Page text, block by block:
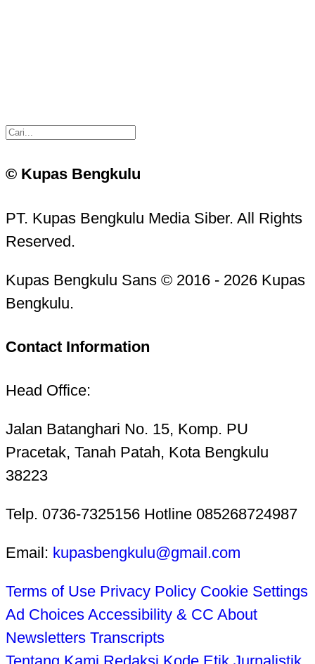
© Kupas Bengkulu
PT. Kupas Bengkulu Media Siber. All Rights
Reserved.
Kupas Bengkulu Sans © 2016 - 2026 Kupas
Bengkulu.
Contact Information
Head Office:
Jalan Batanghari No. 15, Komp. PU
Pracetak, Tanah Patah, Kota Bengkulu
38223
Telp. 0736-7325156 Hotline 085268724987
Email: kupasbengkulu@gmail.com
Terms of Use Privacy Policy Cookie Settings
Ad Choices Accessibility & CC About
Newsletters Transcripts